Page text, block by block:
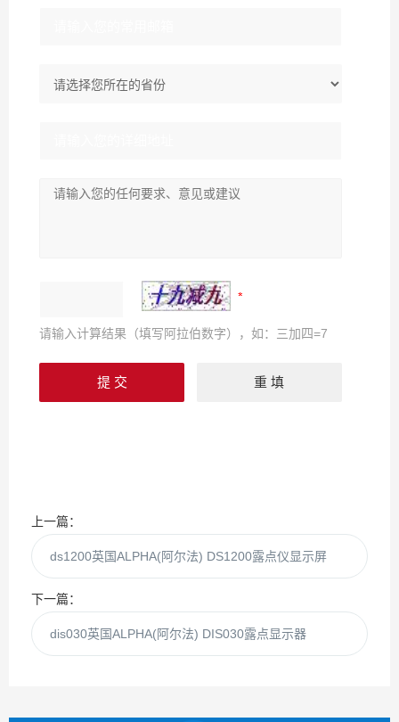
请输入计算结果（填写阿拉伯数字），如：三加四=7
上一篇：
ds1200英国ALPHA(阿尔法) DS1200露点仪显示屏
下一篇：
dis030英国ALPHA(阿尔法) DIS030露点显示器